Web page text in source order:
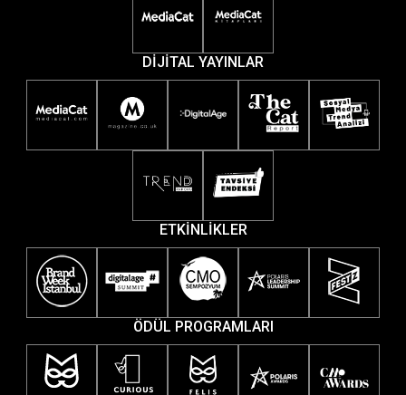
DİJİTAL YAYINLAR
ETKİNLİKLER
ÖDÜL PROGRAMLARI